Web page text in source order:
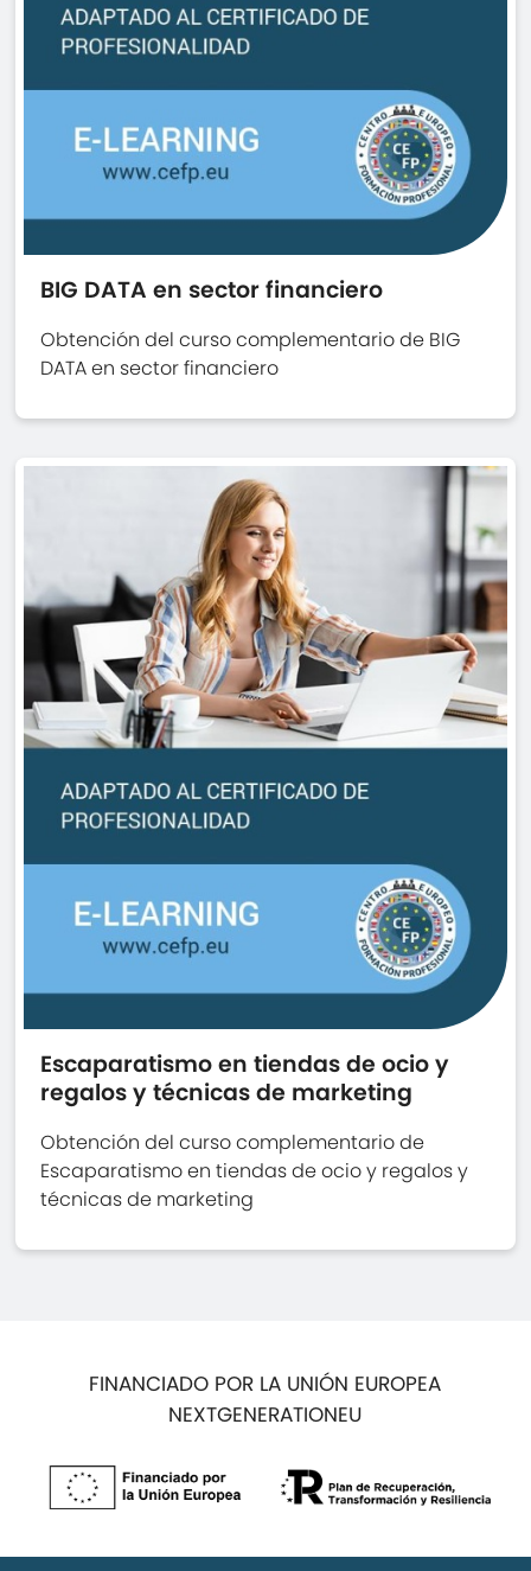
BIG DATA en sector financiero
Obtención del curso complementario de BIG
DATA en sector financiero
Escaparatismo en tiendas de ocio y
regalos y técnicas de marketing
Obtención del curso complementario de
Escaparatismo en tiendas de ocio y regalos y
técnicas de marketing
FINANCIADO POR LA UNIÓN EUROPEA
NEXTGENERATIONEU